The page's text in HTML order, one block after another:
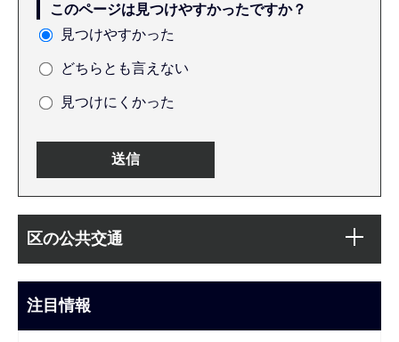
このページは見つけやすかったですか？
見つけやすかった
どちらとも言えない
見つけにくかった
文
こ
ま
で
ビ
区の公共交通
注目情報